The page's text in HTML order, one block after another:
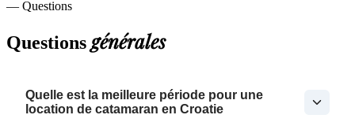
— Questions
Questionsgénérales
Quelle est la meilleure période pour une
location de catamaran en Croatie